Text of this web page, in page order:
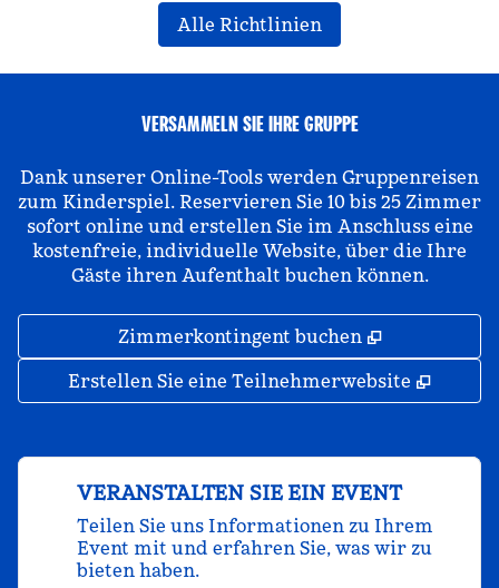
Alle Richtlinien
VERSAMMELN SIE IHRE GRUPPE
Dank unserer Online-Tools werden Gruppenreisen
zum Kinderspiel. Reservieren Sie 10 bis 25 Zimmer
sofort online und erstellen Sie im Anschluss eine
kostenfreie, individuelle Website, über die Ihre
Gäste ihren Aufenthalt buchen können.
Zimmerkontingent buchen ,
Erstellen Sie eine Teilnehmerwebsite ,
VERANSTALTEN SIE EIN EVENT
Teilen Sie uns Informationen zu Ihrem
Event mit und erfahren Sie, was wir zu
bieten haben.